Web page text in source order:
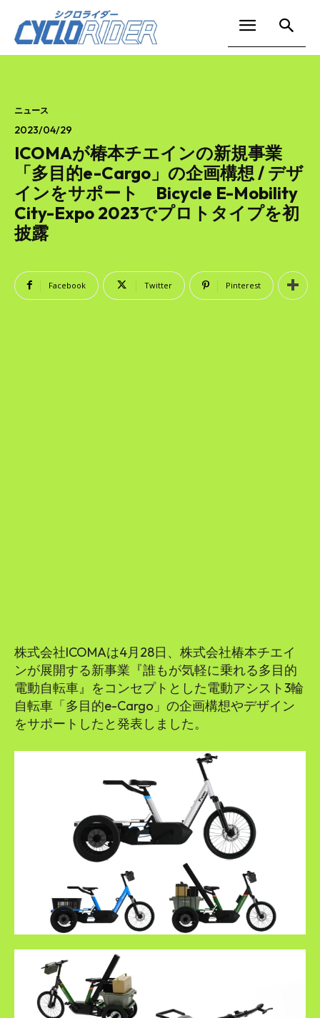
ニュース
2023/04/29
ICOMAが椿本チエインの新規事業
「多目的e-Cargo」の企画構想 / デザ
インをサポート Bicycle E-Mobility
City-Expo 2023でプロトタイプを初
披露
Facebook Twitter Pinterest
株式会社ICOMAは4月28日、株式会社椿本チエイ
ンが展開する新事業『誰もが気軽に乗れる多目的
電動自転車』をコンセプトとした電動アシスト3輪
自転車「多目的e-Cargo」の企画構想やデザイン
をサポートしたと発表しました。